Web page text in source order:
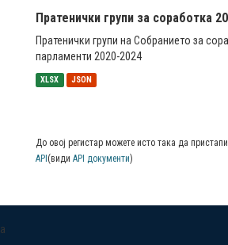
Пратенички групи за соработка
Пратенички групи на Собранието за
парламенти 2020-2024
XLSX JSON
До овој регистар можете исто така да
API (види API документи)
a